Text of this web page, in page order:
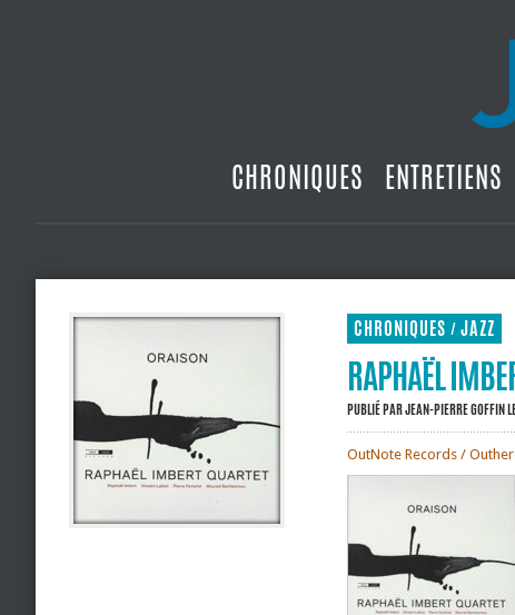
CHRONIQUES ENTRETIENS
CHRONIQUES / JAZZ
RAPHAËL
PUBLIÉ PARJEAN-PIERRE GOFFIN
OutNote Records /